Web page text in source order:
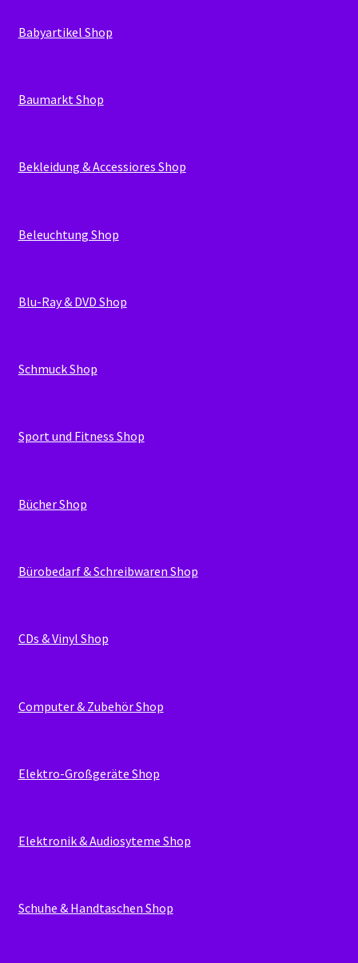
Babyartikel Shop
Baumarkt Shop
Bekleidung & Accessiores Shop
Beleuchtung Shop
Blu-Ray & DVD Shop
Schmuck Shop
Sport und Fitness Shop
Bücher Shop
Bürobedarf & Schreibwaren Shop
CDs & Vinyl Shop
Computer & Zubehör Shop
Elektro-Großgeräte Shop
Elektronik & Audiosyteme Shop
Schuhe & Handtaschen Shop